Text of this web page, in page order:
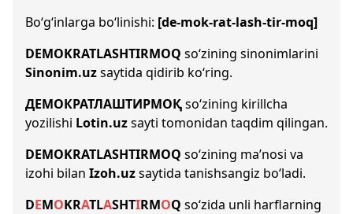
Bo‘g‘inlarga bo‘linishi: [de-mok-rat-lash-tir-moq]
DEMOKRATLASHTIRMOQ so‘zining sinonimlarini
Sinonim.uzsaytida qidirib ko‘ring.
ДЕМОКРАТЛАШТИРМОҚso‘zining kirillcha
yozilishi Lotin.uzsayti tomonidan taqdim qilingan.
DEMOKRATLASHTIRMOQ so‘zining ma’nosi va
izohi bilan Izoh.uzsaytida tanishsangiz bo‘ladi.
DEMOKRATLASHTIRMOQ so‘zida unli harflarning